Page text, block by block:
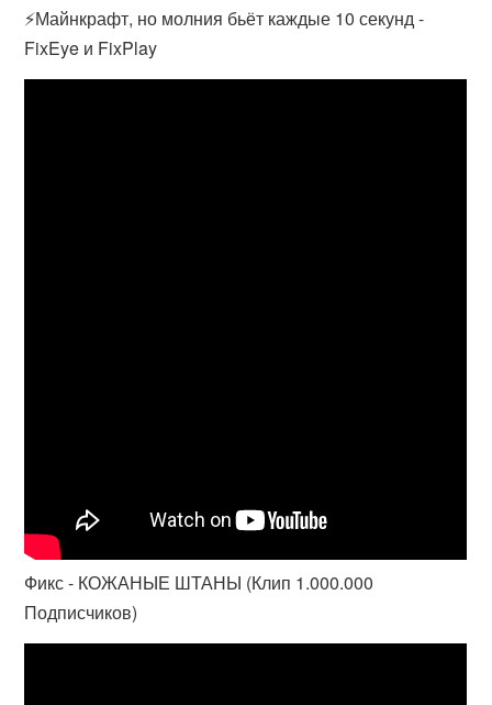
⚡Майнкрафт, но молния бьёт каждые 10 секунд -
FixEye и FixPlay
Фикс - КОЖАНЫЕ ШТАНЫ (Клип 1.000.000
Подписчиков)